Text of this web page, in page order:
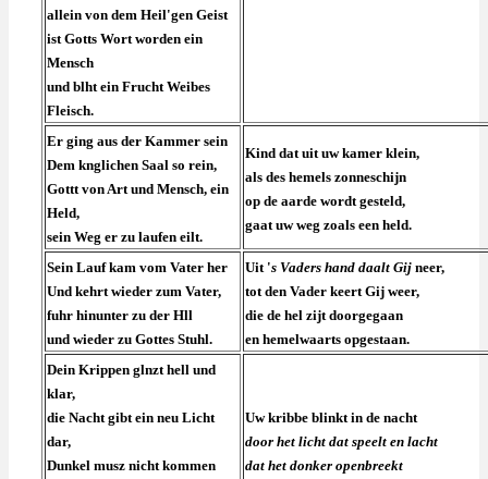
allein von dem Heil'gen Geist
ist Gotts Wort worden ein
Mensch
und blht ein Frucht Weibes
Fleisch.
Er ging aus der Kammer sein
Dem knglichen Saal so rein,
Gottt von Art und Mensch, ein
Held,
sein Weg er zu laufen eilt.
Kind dat uit uw kamer klein,
als des hemels zonneschijn
op de aarde wordt gesteld,
gaat uw weg zoals een held.
Sein Lauf kam vom Vater her
Und kehrt wieder zum Vater,
fuhr hinunter zu der Hll
und wieder zu Gottes Stuhl.
Uit 's Vaders hand daalt Gij neer,
tot den Vader keert Gij weer,
die de hel zijt doorgegaan
en hemelwaarts opgestaan.
Dein Krippen glnzt hell und
klar,
die Nacht gibt ein neu Licht
dar,
Dunkel musz nicht kommen
Uw kribbe blinkt in de nacht
door het licht dat speelt en lacht
dat het donker openbreekt